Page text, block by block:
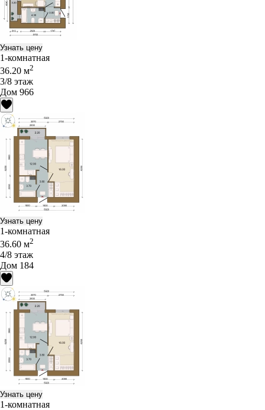
Узнать цену
1-комнатная
36.20 м2
3/8 этаж
Дом 966
Узнать цену
1-комнатная
36.60 м2
4/8 этаж
Дом 184
Узнать цену
1-комнатная